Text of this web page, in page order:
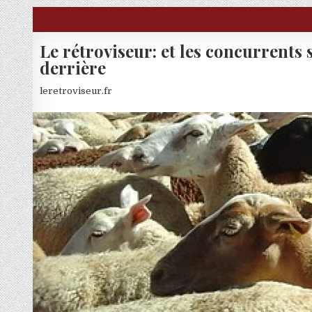
Skip to content
Le rétroviseur: et les concurrents
derrière
leretroviseur.fr